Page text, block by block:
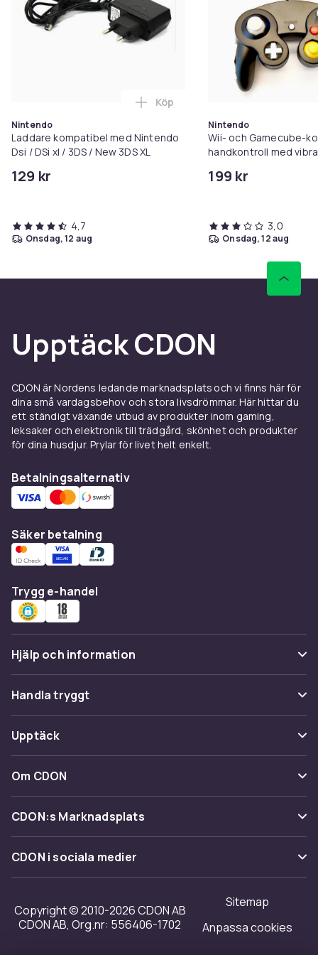
- Användning: Med trepunktsbälte
- Säkerhet: Sidokrocktestad, skydd för huvud och
- Användningsområden: Bilresor, samåkning, daglig
Artikel.nr.
ce25caa6-735a-415d-9d16-0bb5e3e70ffd
Nintendo
Laddare kompatibel med Nintendo
Dsi / DSi xl / 3DS / New 3DS XL
129 kr
Lägg till Laddare kompatibel
Köp
4,7
onsdag, 12 aug
Nintendo
Wii- och Gamecube-
handkontroll med
199 kr
3,0
onsdag, 12 aug
Upptäck CDON
CDON är Nordens ledande marknadsplats och vi finns här för
dina små vardagsbehov och stora livsdrömmar. Här hittar du
ett ständigt växande utbud av produkter inom gaming,
leksaker och elektronik till trädgård, skönhet och produkter
för dina husdjur. Prylar för livet helt enkelt.
Betalningsalternativ
Säker betalning
Trygg e-handel
Hjälp och information
Vanliga frågor
Spåra paket
Ångra & Returnera här
Kundservice
Handla tryggt
Betalning
Leverans
Återkallelser
Upptäck
Kategorier
Varumärken
Shopit.se
Om CDON
Om oss
Kundrecensioner
Tillgänglighet
CDON:s Marknadsplats
Sälj på CDON
Bli affiliate
Regler & kvalitet
Merchant Help Center
CDON i sociala medier
Copyright © 2010-2026 CDON AB
CDON AB, Org.nr: 556406-1702
Sitemap
Anpassa cookies